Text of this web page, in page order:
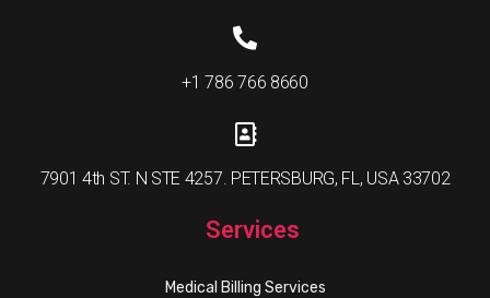
+1 786 766 8660
7901 4th ST. N STE 4257. PETERSBURG, FL, USA 33702
Services
Medical Billing Services